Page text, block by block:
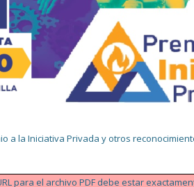
a la Iniciativa Privada y otros
para el archivo PDF debe estar